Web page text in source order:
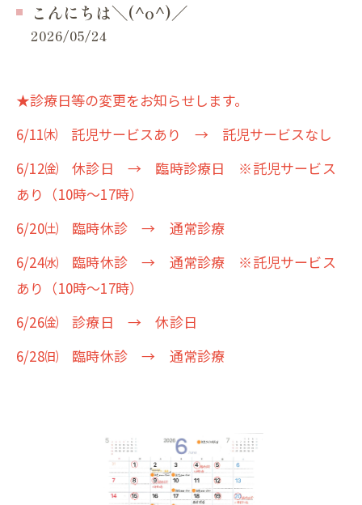
こんにちは＼(^o^)／
2026/05/24
★診療日等の変更をお知らせします。
6/11㈭ 託児サービスあり → 託児サービスなし
6/12㈮休診日 → 臨時診療日 ※託児サービス
あり（10時～17時）
6/20㈯ 臨時休診 → 通常診療
6/24㈬ 臨時休診 → 通常診療 ※託児サービス
あり（10時～17時）
6/26㈮ 診療日 → 休診日
6/28㈰ 臨時休診 → 通常診療